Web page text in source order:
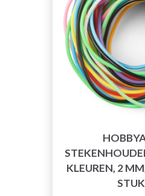
KLEUREN, 2